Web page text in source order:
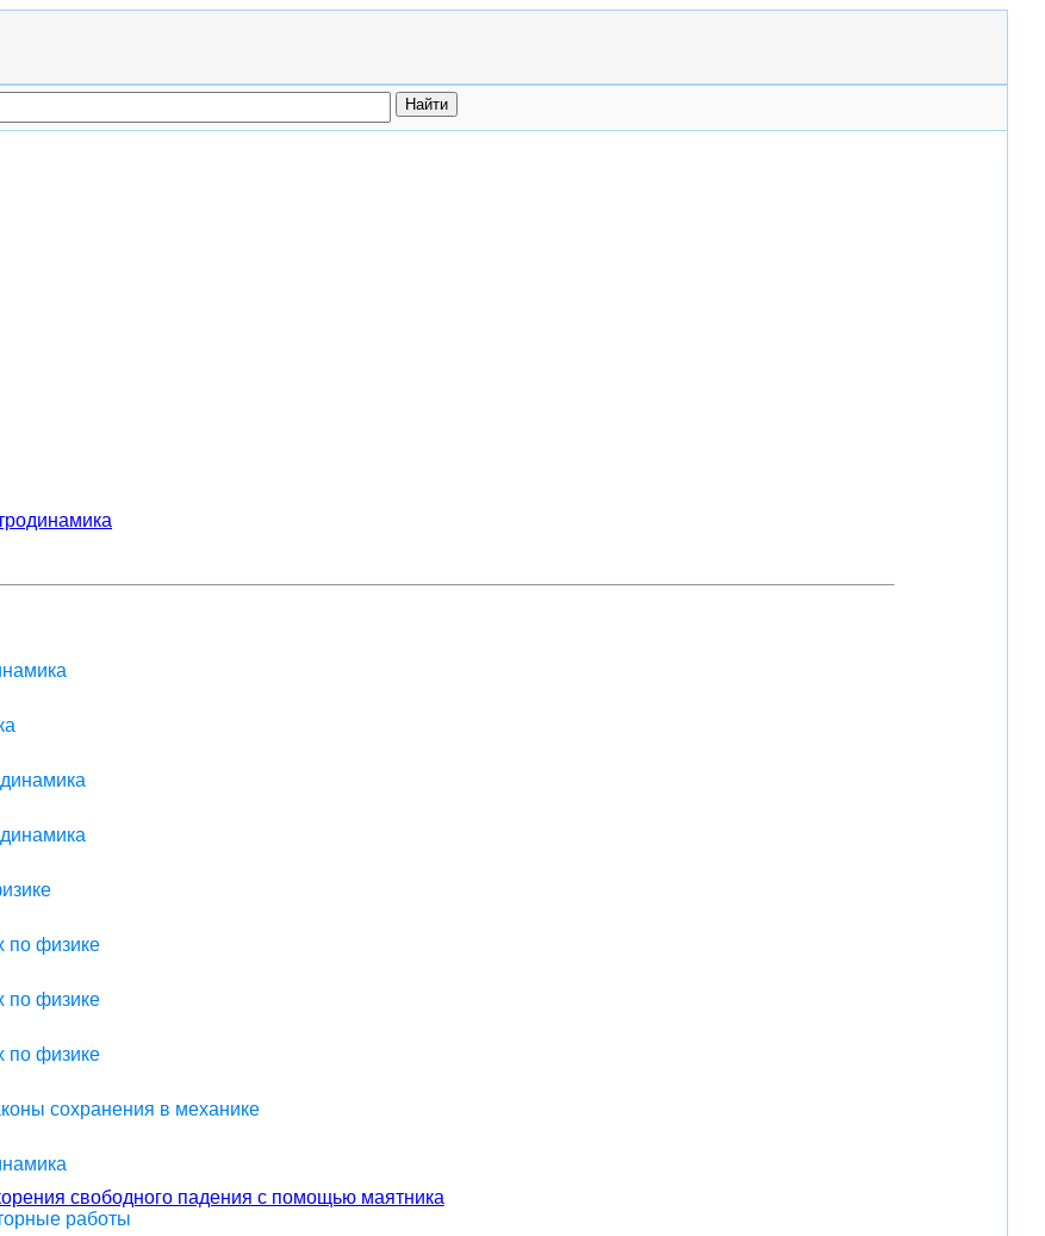
по физике
по физике
по физике
сохранения в механике
свободного падения с помощью маятника
работы